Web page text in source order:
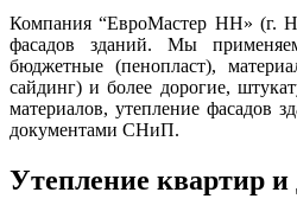
Компания “ЕвроМастер НН» (г.
фасадов зданий. Мы
бюджетные (пенопласт),
сайдинг) и более дорогие,
материалов, утепление фасадов
документами СНиП.
Утепление квартир